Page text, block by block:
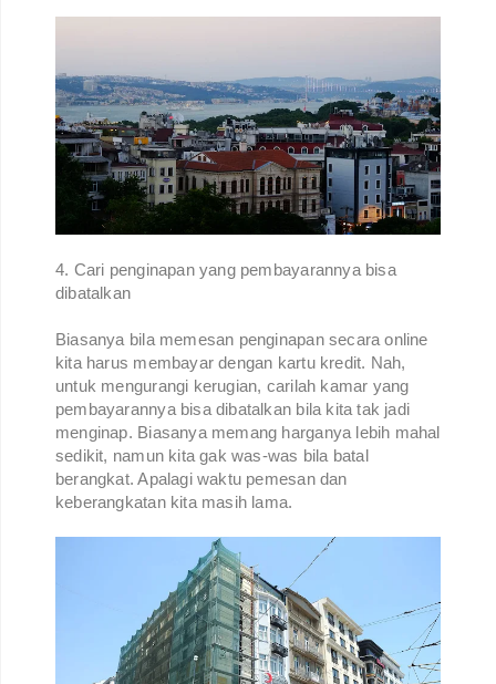
4. Cari penginapan yang pembayarannya bisa
dibatalkan
Biasanya bila memesan penginapan secara online
kita harus membayar dengan kartu kredit. Nah,
untuk mengurangi kerugian, carilah kamar yang
pembayarannya bisa dibatalkan bila kita tak jadi
menginap. Biasanya memang harganya lebih mahal
sedikit, namun kita gak was-was bila batal
berangkat. Apalagi waktu pemesan dan
keberangkatan kita masih lama.